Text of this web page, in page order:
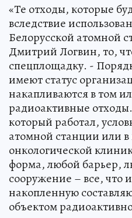
«Те отходы, которые
вследствие
Белорусской атомной
Дмитрий Логвин, то,
спецплощадку. -
имеют статус
накапливаются в том
радиоактивные
который работал,
атомной станции или в
онкологической
форма, любой барьер,
сооружение – все, что
накопленную
объектом